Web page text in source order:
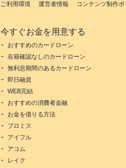
ご利用環境 運営者情報 コンテンツ制作ポ
今すぐお金を用意する
おすすめのカードローン
在籍確認なしのカードローン
無利息期間のあるカードローン
即日融資
WEB完結
おすすめの消費者金融
お金を借りる方法
プロミス
アイフル
アコム
レイク